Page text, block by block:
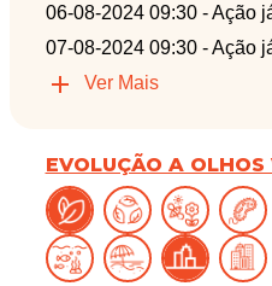
06-08-2024 09:30 - Ação
07-08-2024 09:30 - Ação
Ver Mais
EVOLUÇÃO A OLHOS